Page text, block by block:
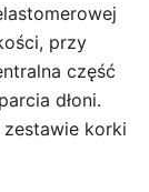
przy
część
dłoni.
zestawie korki